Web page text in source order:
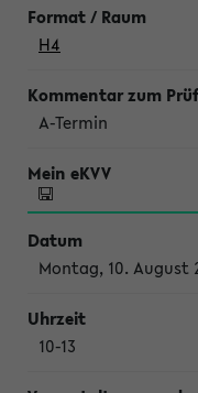
H4
A-Termin
Montag, 10. August
10-13